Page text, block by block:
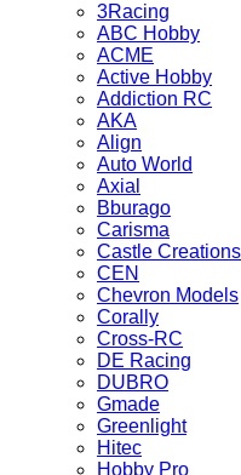
3Racing
ABC Hobby
ACME
Active Hobby
Addiction RC
AKA
Align
Auto World
Axial
Bburago
Carisma
Castle Creations
CEN
Chevron Models
Corally
Cross-RC
DE Racing
DUBRO
Gmade
Greenlight
Hitec
Hobby Pro